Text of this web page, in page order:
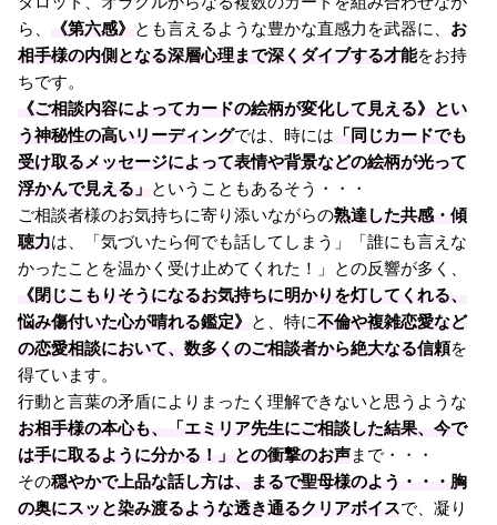
ら、
《第六感》 とも言えるような豊かな直感力を武器に、 お
相手様の内側となる深層心理まで深くダイブする才能をお持
ちです。
《ご相談内容によってカードの絵柄が変化して見える》とい
う神秘性の高いリーディングでは、時には 「同じカードでも
受け取るメッセージによって表情や背景などの絵柄が光って
浮かんで見える」
ということもあるそう・・・
ご相談者様のお気持ちに寄り添いながらの熟達した共感・傾
聴力は、「気づいたら何でも話してしまう」「誰にも言えな
かったことを温かく受け止めてくれた！」との反響が多く、
《閉じこもりそうになるお気持ちに明かりを灯してくれる、
悩み傷付いた心が晴れる鑑定》 と、特に不倫や複雑恋愛など
の恋愛相談において、数多くのご相談者から絶大なる信頼を
得ています。
行動と言葉の矛盾によりまったく理解できないと思うような
お相手様の本心も、「エミリア先生にご相談した結果、今で
は手に取るように分かる！」との衝撃のお声まで・・・
その穏やかで上品な話し方は、まるで聖母様のよう・・・胸
の奥にスッと染み渡るような透き通るクリアボイスで、凝り